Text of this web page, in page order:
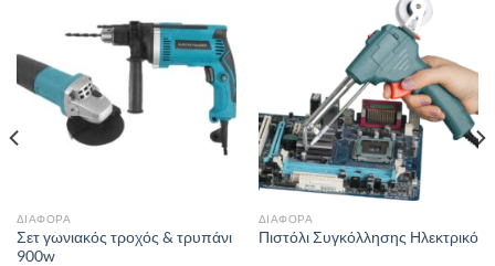
ΔΙΆΦΟΡΑ
Σετ γωνιακός τροχός & τρυπάνι
900w
ΔΙΆΦΟΡΑ
Πιστόλι Συγκόλλησης Ηλεκτρικό